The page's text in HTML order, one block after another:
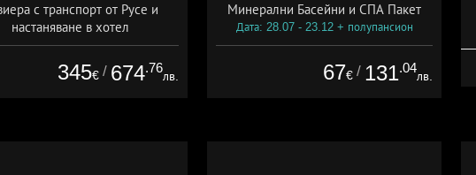
с транспорт от Русе и
настаняване в хотел
18.09 - 23.09 + закуска
345€ / 674.76
лв.
Минерални Басейни и СПА Пакет
Дата: 28.07 - 23.12 + полупансион
67€ / 131.04
лв.